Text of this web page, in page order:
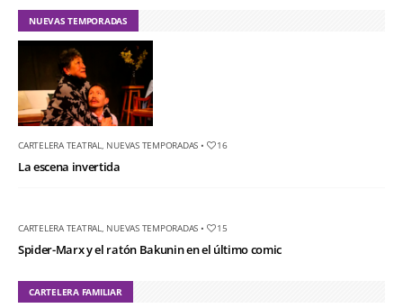
NUEVAS TEMPORADAS
CARTELERA TEATRAL NUEVAS TEMPORADAS • 16
La escena invertida
CARTELERA TEATRAL NUEVAS TEMPORADAS • 15
Spider-Marx y el ratón Bakunin en el último comic
CARTELERA FAMILIAR